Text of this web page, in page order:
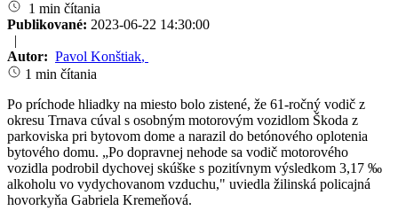
1 min čítania
Publikované: 2023-06-22 14:30:00
|
Autor: Pavol Konštiak,
1 min čítania
Po príchode hliadky na miesto bolo zistené, že 61-ročný vodič z
okresu Trnava cúval s osobným motorovým vozidlom Škoda z
parkoviska pri bytovom dome a narazil do betónového oplotenia
bytového domu. „Po dopravnej nehode sa vodič motorového
vozidla podrobil dychovej skúške s pozitívnym výsledkom 3,17 ‰
alkoholu vo vydychovanom vzduchu," uviedla žilinská policajná
hovorkyňa Gabriela Kremeňová.